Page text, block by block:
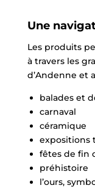
Une
Les produits
à travers les
d’Andenne et
balades et
carnaval
céramique
expositions
fêtes de fin
préhistoire
l’ours,